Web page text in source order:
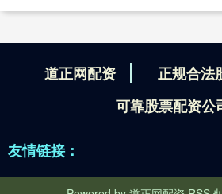
道正网配资
正规合法
可靠股票配资公
友情链接：